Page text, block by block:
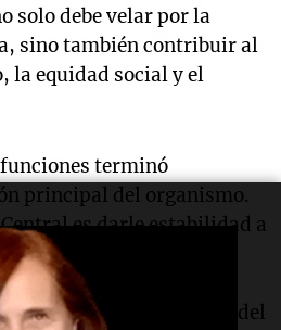
solo debe velar por la
sino también contribuir al
la equidad social y el
terminó
principal del organismo.
es darle estabilidad a
reforma hasta la
no acompañaron los
una inflación acumulada del